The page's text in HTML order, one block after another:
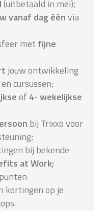
(uitbetaald in mei);
vanaf dag éénvia
met fijne
jouw ontwikkeling
cursussen;
of4- wekelijkse
bij Trixxo voor
bij bekende
at Work;
punten
kortingen op je